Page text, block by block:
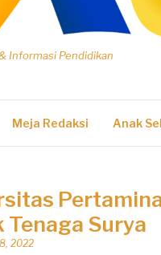
Informasi Pendidikan
Meja Redaksi Anak
Surya
2022